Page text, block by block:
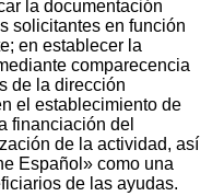
la documentación
solicitantes en función
en establecer la
comparecencia
de la dirección
el establecimiento de
financiación del
de la actividad, así
Español» como una
de las ayudas.